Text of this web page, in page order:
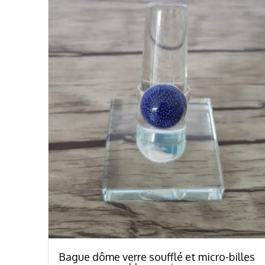
Bague dôme verre soufflé et micro-billes